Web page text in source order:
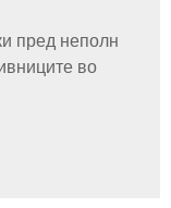
пред неполн
во